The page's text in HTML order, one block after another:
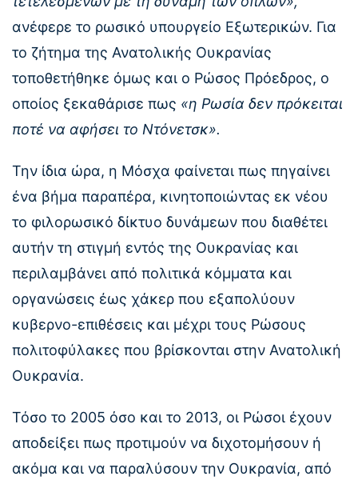
ανέφερε το ρωσικό υπουργείο Εξωτερικών. Για
το ζήτημα της Ανατολικής Ουκρανίας
τοποθετήθηκε όμως και ο Ρώσος Πρόεδρος, ο
οποίος ξεκαθάρισε πως «η Ρωσία δεν πρόκειται
ποτέ να αφήσει το Ντόνετσκ».
Την ίδια ώρα, η Μόσχα φαίνεται πως πηγαίνει
ένα βήμα παραπέρα, κινητοποιώντας εκ νέου
το φιλορωσικό δίκτυο δυνάμεων που διαθέτει
αυτήν τη στιγμή εντός της Ουκρανίας και
περιλαμβάνει από πολιτικά κόμματα και
οργανώσεις έως χάκερ που εξαπολύουν
κυβερνο-επιθέσεις και μέχρι τους Ρώσους
πολιτοφύλακες που βρίσκονται στην Ανατολική
Ουκρανία.
Τόσο το 2005 όσο και το 2013, οι Ρώσοι έχουν
αποδείξει πως προτιμούν να διχοτομήσουν ή
ακόμα και να παραλύσουν την Ουκρανία, από